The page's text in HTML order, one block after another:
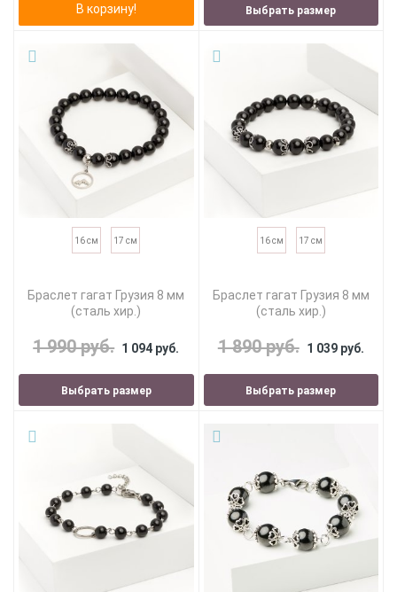
В корзину! Выбрать размер
16 см 17 см
Браслет гагат Грузия 8 мм
(сталь хир.)
1 990 руб. 1 094 руб.
Выбрать размер
16 см 17 см
Браслет гагат Грузия 8 мм
(сталь хир.)
1 890 руб. 1 039 руб.
Выбрать размер